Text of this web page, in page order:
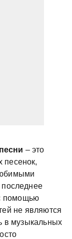
– это
песенок,
последнее
помощью
не являются
в музыкальных